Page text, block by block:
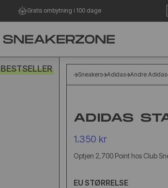
Gratis ombytning i 100 dage
BESTSELLER
Sneakers Adidas Andre Adidas
ADIDAS
1.350 kr
Optjen 2,700 Point hos Club
EU STØRRELSE